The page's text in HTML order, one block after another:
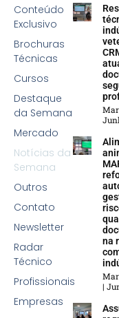
Conteúdo
Exclusivo
Brochuras
Técnicas
Cursos
Destaque
da Semana
Mercado
Notícias da
Semana
Outros
Contato
Newsletter
Radar
Técnico
Profissionais
Empresas
na